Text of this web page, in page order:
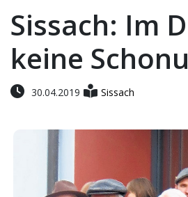
Sissach: Im
keine
30.04.2019 Sissach